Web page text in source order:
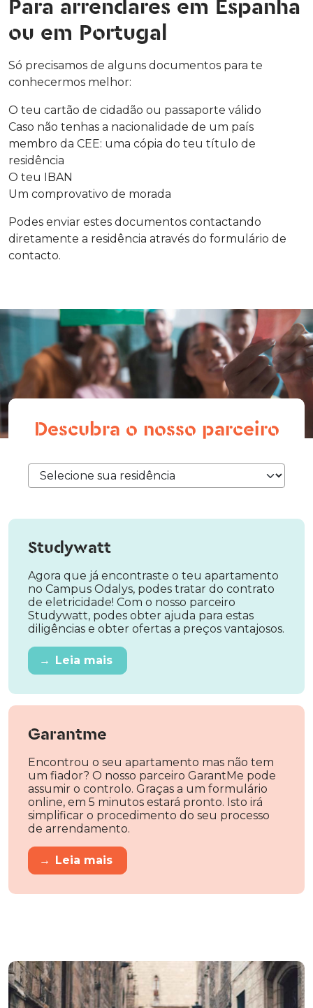
Para arrendares em Espanha
ou em Portugal
Só precisamos de alguns documentos para te
conhecermos melhor:
O teu cartão de cidadão ou passaporte válido
Caso não tenhas a nacionalidade de um país
membro da CEE: uma cópia do teu título de
residência
O teu IBAN
Um comprovativo de morada
Podes enviar estes documentos contactando
diretamente a residência através do formulário de
contacto.
Descubra o nosso parceiro
Studywatt
Agora que já encontraste o teu apartamento
no Campus Odalys, podes tratar do contrato
de eletricidade! Com o nosso parceiro
Studywatt, podes obter ajuda para estas
diligências e obter ofertas a preços vantajosos.
→ Leia mais
Garantme
Encontrou o seu apartamento mas não tem
um fiador? O nosso parceiro GarantMe pode
assumir o controlo. Graças a um formulário
online, em 5 minutos estará pronto. Isto irá
simplificar o procedimento do seu processo
de arrendamento.
→ Leia mais